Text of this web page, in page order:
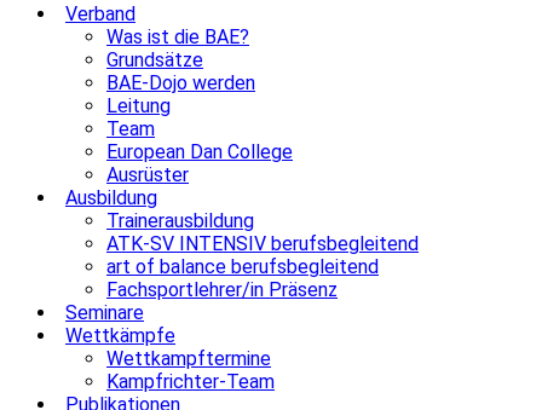
Verband
Was ist die BAE?
Grundsätze
BAE-Dojo werden
Leitung
Team
European Dan College
Ausrüster
Ausbildung
Trainerausbildung
ATK-SV INTENSIV berufsbegleitend
art of balance berufsbegleitend
Fachsportlehrer/in Präsenz
Seminare
Wettkämpfe
Wettkampftermine
Kampfrichter-Team
Publikationen